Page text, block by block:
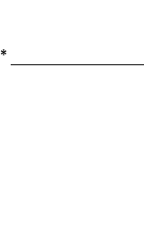
*Обязательно